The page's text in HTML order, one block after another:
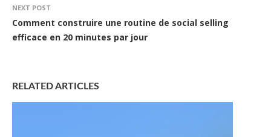
NEXT POST
Comment construire une routine de social selling
efficace en 20 minutes par jour
RELATED ARTICLES